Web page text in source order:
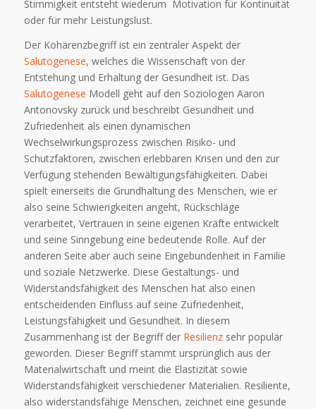
Stimmigkeit entsteht wiederum Motivation für Kontinuität
oder für mehr Leistungslust.
Der Kohärenzbegriff ist ein zentraler Aspekt der
Salutogenese, welches die Wissenschaft von der
Entstehung und Erhaltung der Gesundheit ist. Das
Salutogenese Modell geht auf den Soziologen Aaron
Antonovsky zurück und beschreibt Gesundheit und
Zufriedenheit als einen dynamischen
Wechselwirkungsprozess zwischen Risiko- und
Schutzfaktoren, zwischen erlebbaren Krisen und den zur
Verfügung stehenden Bewältigungsfähigkeiten. Dabei
spielt einerseits die Grundhaltung des Menschen, wie er
also seine Schwierigkeiten angeht, Rückschläge
verarbeitet, Vertrauen in seine eigenen Kräfte entwickelt
und seine Sinngebung eine bedeutende Rolle. Auf der
anderen Seite aber auch seine Eingebundenheit in Familie
und soziale Netzwerke. Diese Gestaltungs- und
Widerstandsfähigkeit des Menschen hat also einen
entscheidenden Einfluss auf seine Zufriedenheit,
Leistungsfähigkeit und Gesundheit. In diesem
Zusammenhang ist der Begriff der Resilienzsehr populär
geworden. Dieser Begriff stammt ursprünglich aus der
Materialwirtschaft und meint die Elastizität sowie
Widerstandsfähigkeit verschiedener Materialien. Resiliente,
also widerstandsfähige Menschen, zeichnet eine gesunde